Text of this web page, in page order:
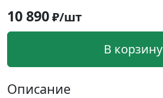
10 890₽/шт
В корзину
Описание